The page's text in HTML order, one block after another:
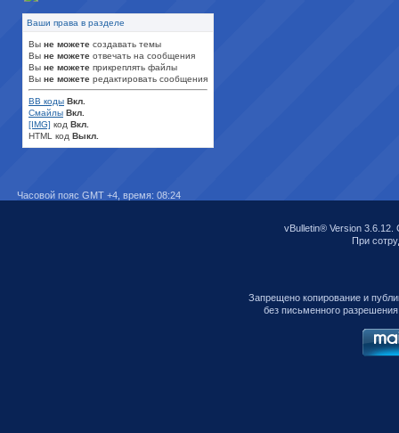
Ваши права в разделе
Вы не можете создавать темы
Вы не можете отвечать на сообщения
Вы не можете прикреплять файлы
Вы не можете редактировать сообщения
BB коды Вкл.
Смайлы Вкл.
[IMG] код Вкл.
HTML код Выкл.
Часовой пояс GMT +4, время: 08:24
vBulletin® Version 3.6.12.
При
Запрещено копирование и
без письменного